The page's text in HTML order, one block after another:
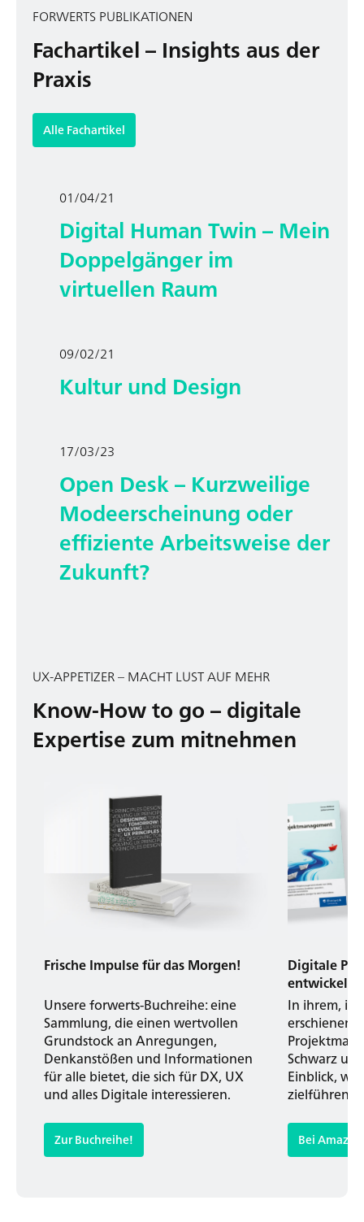
FORWERTS PUBLIKATIONEN
Fachartikel – Insights aus der
Praxis
Alle Fachartikel
01/04/21
Digital Human Twin – Mein
Doppelgänger im
virtuellen Raum
09/02/21
Kultur und Design
17/03/23
Open Desk – Kurzweilige
Modeerscheinung oder
effiziente Arbeitsweise der
Zukunft?
UX-APPETIZER – MACHT LUST AUF MEHR
Know-How to go – digitale
Expertise zum mitnehmen
Frische Impulse für das Morgen!
Unsere forwerts-Buchreihe: eine
Sammlung, die einen wertvollen
Grundstock an Anregungen,
Denkanstößen und Informationen
für alle bietet, die sich für DX, UX
und alles Digitale interessieren.
Zur Buchreihe!
Digitale
entwickeln
In ihrem,
Schwarz
Einblick,
zielführend
Bei